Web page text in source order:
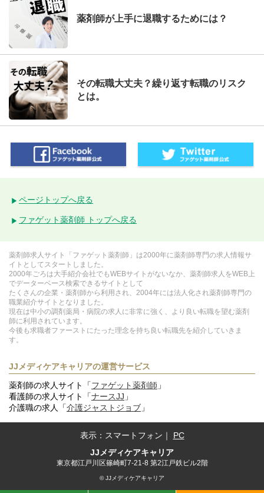
薬剤師が上手に退職するためには？
その転職大丈夫？繰り返す転職のリスク
とは。
ページトップへ戻る
ファゲット薬剤師 トップへ戻る
薬剤師求人サイト「ファゲット薬剤師」は2000年に薬剤師専門の求人情報サ
イトとしてスタートしました。
2000年ごろは大手紹介会社でもWEBサイトがないなか、薬剤師求人をWEB上
でデーターベース検索できるサイトとして
たくさんの企業・薬剤師から利用され、2004年には法人化され薬剤師専門の
職業紹介サイトとなりました。
現在は中小の調剤薬局・病院の求人に非常に強く、より良い転職を望む薬剤
師に利用されています。
今後も求職者ファーストにたった理念を持ち良い転職先を紹介していきま
す。
JJメディケアキャリアの運営サービス
薬剤師の求人サイト「ファゲット薬剤師 」
看護師の求人サイト「ナースJJ 」
介護職の求人「介護ジャストジョブ 」
表示： スマートフォン ｜ PC
JJメディケアキャリア
東京都江戸川区篠崎町7-21-8 第2江戸鉄ビル2階
© JJメディケアキャリア